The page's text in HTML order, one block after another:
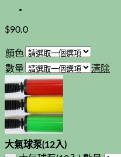
$90.0
顏色
數量
清除
大氣球泵(12入)